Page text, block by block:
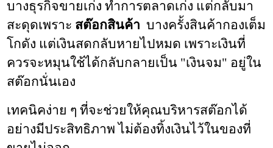
บางธุรกิจขายเก่ง ทำการตลาดเก่ง แต่กลับมา
สะดุดเพราะ สต๊อกสินค้า บางครั้งสินค้ากองเต็ม
โกดัง แต่เงินสดกลับหายไปหมด เพราะเงินที่
ควรจะหมุนใช้ได้กลับกลายเป็น "เงินจม" อยู่ใน
สต๊อกนั่นเอง
เทคนิคง่าย ๆ ที่จะช่วยให้คุณบริหารสต๊อกได้
อย่างมีประสิทธิภาพ ไม่ต้องทิ้งเงินไว้ในของที่